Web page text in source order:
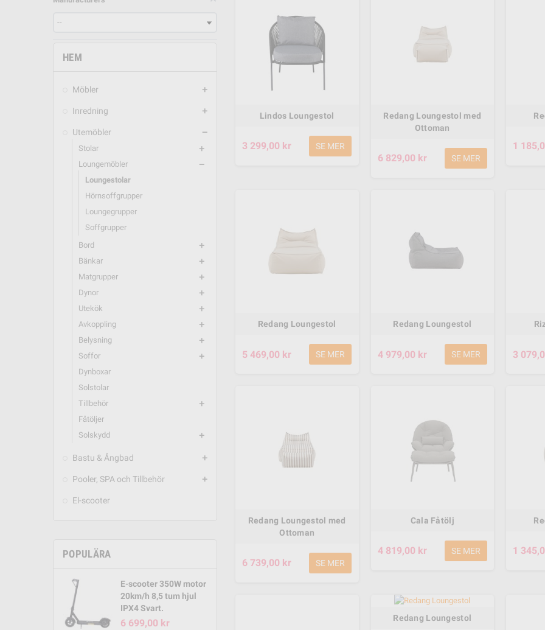
HEM
Möbler add
Inredning add
Utemöbler remove
Stolar add
Loungemöbler remove
Loungestolar
Hörnsoffgrupper
Loungegrupper
Soffgrupper
Bord
add
Bänkar add
Matgrupper add
Dynor add
Utekök add
Avkoppling add
Belysning add
Soffor add
Dynboxar
Solstolar
Tillbehör
add
Fåtöljer
Solskydd
add
Bastu & Ångbad add
Pooler, SPA och Tillbehör add
El-scooter
POPULÄRA
E-scooter 350W motor
20km/h 8,5 tum hjul
IPX4 Svart.
6 699,00 kr
Scooter - Green
3 779,00 kr
Lindos Loungestol
3 299,00 kr SE MER
Redang Loungestol med
Ottoman
6 829,00 kr SE MER
1
Redang Loungestol
5 469,00 kr SE MER
Redang Loungestol
4 979,00 kr SE MER 3
Redang Loungestol med
Ottoman
6 739,00 kr SE MER
Cala Fåtölj
4 819,00 kr SE MER 1
Redang Loungestol